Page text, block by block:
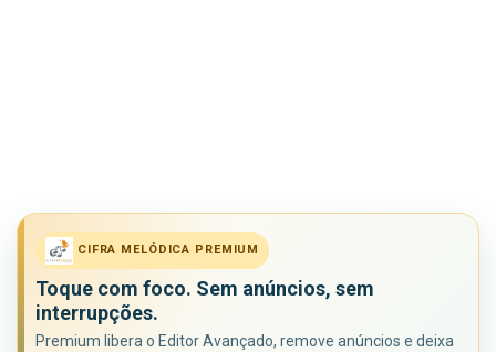
CIFRA MELÓDICA PREMIUM
Toque com foco. Sem anúncios, sem
interrupções.
Premium libera o Editor Avançado, remove anúncios e deixa